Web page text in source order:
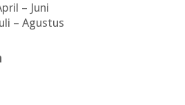
– Juni
– Agustus